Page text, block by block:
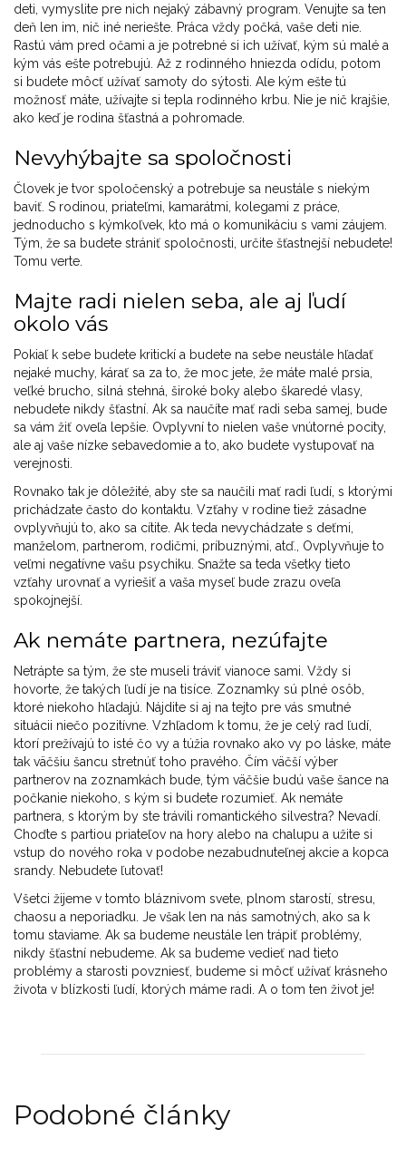
deti, vymyslite pre nich nejaký zábavný program. Venujte sa ten
deň len im, nič iné neriešte. Práca vždy počká, vaše deti nie.
Rastú vám pred očami a je potrebné si ich užívať, kým sú malé a
kým vás ešte potrebujú. Až z rodinného hniezda odídu, potom
si budete môcť užívať samoty do sýtosti. Ale kým ešte tú
možnosť máte, užívajte si tepla rodinného krbu. Nie je nič krajšie,
ako keď je rodina šťastná a pohromade.
Nevyhýbajte sa spoločnosti
Človek je tvor spoločenský a potrebuje sa neustále s niekým
baviť. S rodinou, priateľmi, kamarátmi, kolegami z práce,
jednoducho s kýmkoľvek, kto má o komunikáciu s vami záujem.
Tým, že sa budete strániť spoločnosti, určite šťastnejší nebudete!
Tomu verte.
Majte radi nielen seba, ale aj ľudí
okolo vás
Pokiaľ k sebe budete kritickí a budete na sebe neustále hľadať
nejaké muchy, kárať sa za to, že moc jete, že máte malé prsia,
veľké brucho, silná stehná, široké boky alebo škaredé vlasy,
nebudete nikdy šťastní. Ak sa naučíte mať radi seba samej, bude
sa vám žiť oveľa lepšie. Ovplyvní to nielen vaše vnútorné pocity,
ale aj vaše nízke sebavedomie a to, ako budete vystupovať na
verejnosti.
Rovnako tak je dôležité, aby ste sa naučili mať radi ľudí, s ktorými
prichádzate často do kontaktu. Vzťahy v rodine tiež zásadne
ovplyvňujú to, ako sa cítite. Ak teda nevychádzate s deťmi,
manželom, partnerom, rodičmi, príbuznými, atď., Ovplyvňuje to
veľmi negatívne vašu psychiku. Snažte sa teda všetky tieto
vzťahy urovnať a vyriešiť a vaša myseľ bude zrazu oveľa
spokojnejší.
Ak nemáte partnera, nezúfajte
Netrápte sa tým, že ste museli tráviť vianoce sami. Vždy si
hovorte, že takých ľudí je na tisíce. Zoznamky sú plné osôb,
ktoré niekoho hľadajú. Nájdite si aj na tejto pre vás smutné
situácii niečo pozitívne. Vzhľadom k tomu, že je celý rad ľudí,
ktorí prežívajú to isté čo vy a túžia rovnako ako vy po láske, máte
tak väčšiu šancu stretnúť toho pravého. Čím väčší výber
partnerov na zoznamkách bude, tým väčšie budú vaše šance na
počkanie niekoho, s kým si budete rozumieť. Ak nemáte
partnera, s ktorým by ste trávili romantického silvestra? Nevadí.
Choďte s partiou priateľov na hory alebo na chalupu a užite si
vstup do nového roka v podobe nezabudnuteľnej akcie a kopca
srandy. Nebudete ľutovať!
Všetci žijeme v tomto bláznivom svete, plnom starostí, stresu,
chaosu a neporiadku. Je však len na nás samotných, ako sa k
tomu staviame. Ak sa budeme neustále len trápiť problémy,
nikdy šťastní nebudeme. Ak sa budeme vedieť nad tieto
problémy a starosti povzniesť, budeme si môcť užívať krásneho
života v blízkosti ľudí, ktorých máme radi. A o tom ten život je!
Podobné články